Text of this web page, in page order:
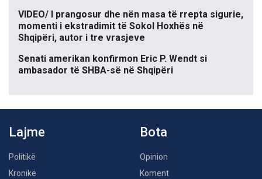
VIDEO/ I prangosur dhe nën masa të rrepta sigurie,
momenti i ekstradimit të Sokol Hoxhës në
Shqipëri, autor i tre vrasjeve
Senati amerikan konfirmon Eric P. Wendt si
ambasador të SHBA-së në Shqipëri
Lajme
Politikë
Kronikë
Bota
Opinion
Koment